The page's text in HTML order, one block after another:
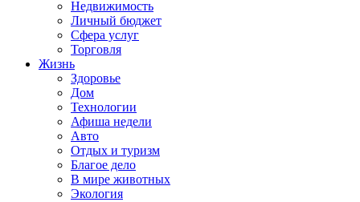
Недвижимость
Личный бюджет
Сфера услуг
Торговля
Жизнь
Здоровье
Дом
Технологии
Афиша недели
Авто
Отдых и туризм
Благое дело
В мире животных
Экология